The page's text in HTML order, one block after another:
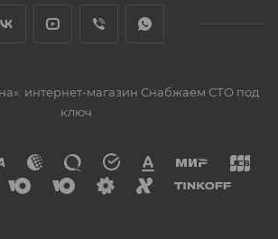
интернет-магазин Снабжаем СТО под
ключ